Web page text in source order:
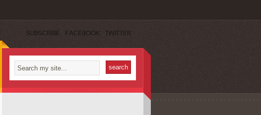
SUBSCRIBE FACEBOOK TWITTER